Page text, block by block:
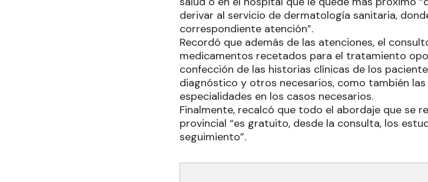
derivar al servicio de dermatología sanitaria,
correspondiente atención”.
Recordó que además de las atenciones, el
medicamentos recetados para el tratamiento
confección de las historias clínicas de los
diagnóstico y otros necesarios, como también
especialidades en los casos necesarios.
Finalmente, recalcó que todo el abordaje que se
provincial “es gratuito, desde la consulta, los
seguimiento”.